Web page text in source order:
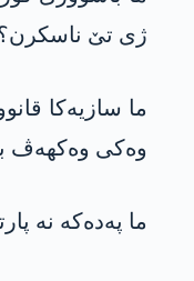
ژی تێ
ما سازیەکا
وەکی وەکھەڤ
ما پەدەکە نە